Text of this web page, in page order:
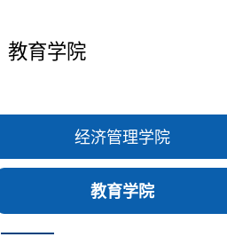
教育学院
经济管理学院
教育学院